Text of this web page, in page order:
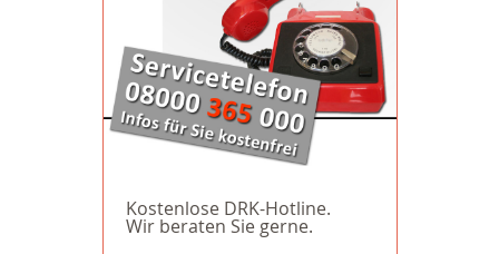
Kostenlose DRK-Hotline.
Wir beraten Sie gerne.